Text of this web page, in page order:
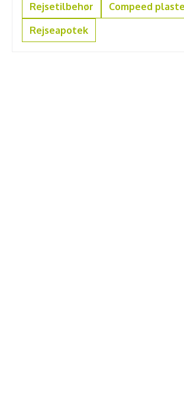
Rejsetilbehør Compeed
Rejseapotek